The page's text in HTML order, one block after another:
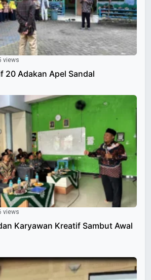
views
20 Adakan Apel Sandal
views
Karyawan Kreatif Sambut Awal